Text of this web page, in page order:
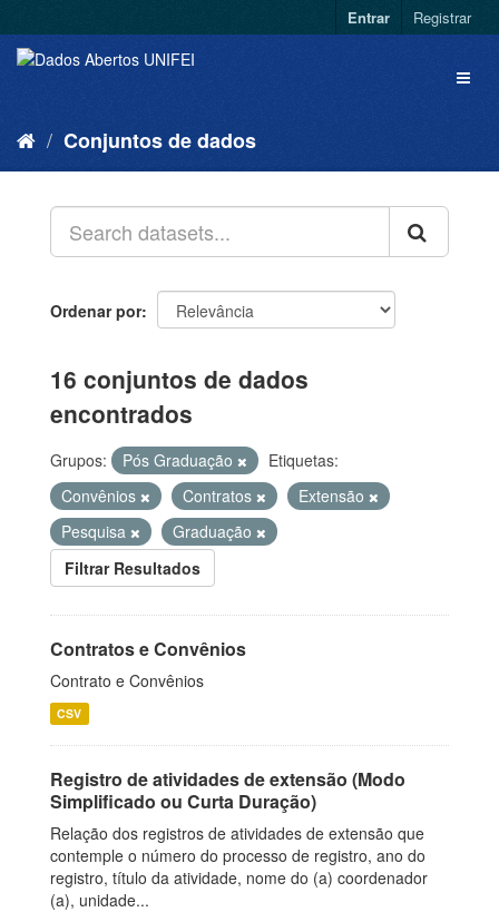
Entrar Registrar
Conjuntos de dados
Ordenar por
16 conjuntos de dados
encontrados
Grupos: Pós Graduação
Etiquetas:
Convênios
Contratos
Extensão
Pesquisa
Graduação
Filtrar Resultados
Contratos e Convênios
Contrato e Convênios
CSV
Registro de atividades de extensão (Modo
Simplificado ou Curta Duração)
Relação dos registros de atividades de extensão que
contemple o número do processo de registro, ano do
registro, título da atividade, nome do (a) coordenador
(a), unidade...